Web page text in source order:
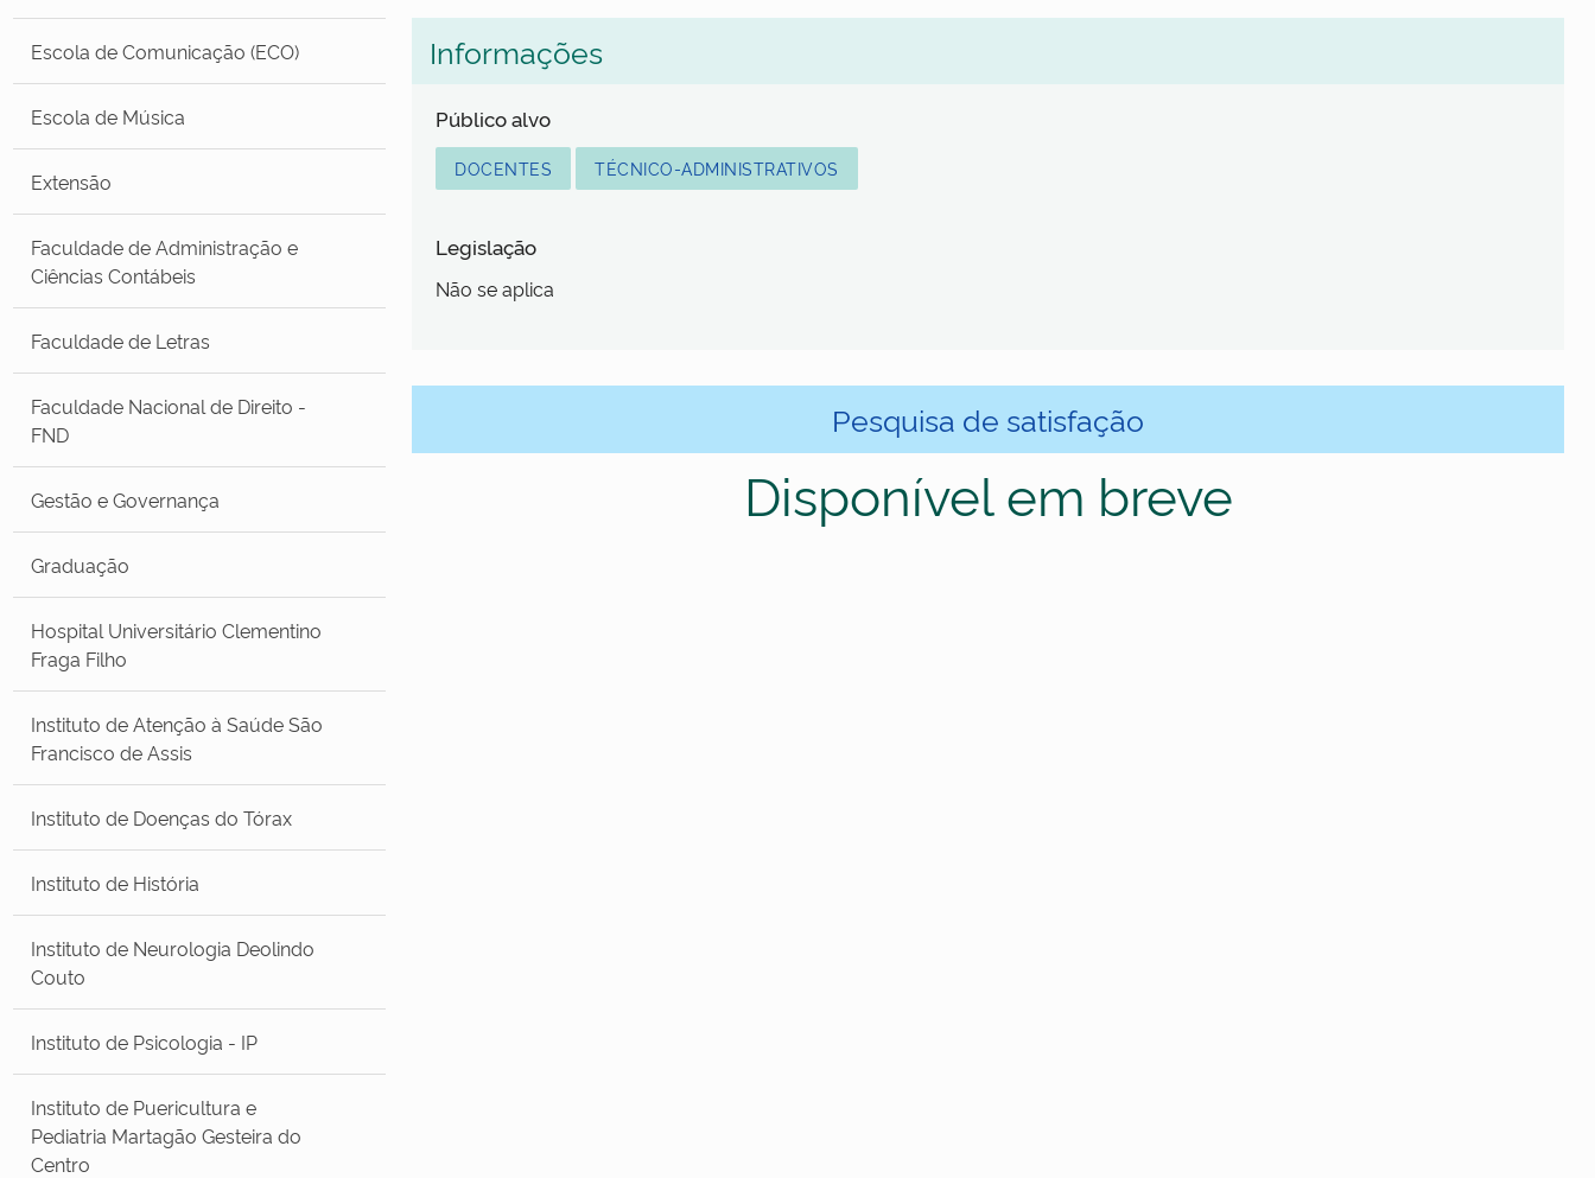
Escola de Comunicação (ECO)
Escola de Música
Extensão
Faculdade de Administração e
Ciências Contábeis
Faculdade de Letras
Faculdade Nacional de Direito -
FND
Gestão e Governança
Graduação
Hospital Universitário Clementino
Fraga Filho
Instituto de Atenção à Saúde São
Francisco de Assis
Instituto de Doenças do Tórax
Instituto de História
Instituto de Neurologia Deolindo
Couto
Instituto de Psicologia - IP
Instituto de Puericultura e
Pediatria Martagão Gesteira do
Centro
Informações
Público alvo
DOCENTES TÉCNICO-ADMINISTRATIVOS
Legislação
Não se aplica
Pesquisa de satisfação
Disponível em breve